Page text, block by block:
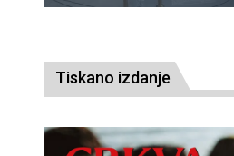
Tiskano izdanje